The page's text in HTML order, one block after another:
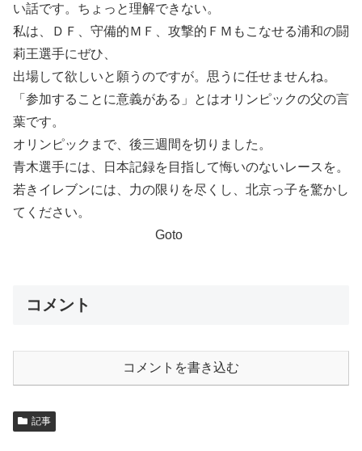
い話です。ちょっと理解できない。
私は、ＤＦ、守備的ＭＦ、攻撃的ＦＭもこなせる浦和の闘
莉王選手にぜひ、
出場して欲しいと願うのですが。思うに任せませんね。
「参加することに意義がある」とはオリンピックの父の言
葉です。
オリンピックまで、後三週間を切りました。
青木選手には、日本記録を目指して悔いのないレースを。
若きイレブンには、力の限りを尽くし、北京っ子を驚かし
てください。
Goto
コメント
コメントを書き込む
記事